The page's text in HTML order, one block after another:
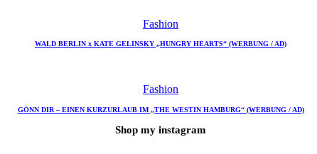
Fashion
WALD BERLIN x KATE GELINSKY „HUNGRY HEARTS“ (WERBUNG / AD)
Fashion
GÖNN DIR – EINEN KURZURLAUB IM „THE WESTIN HAMBURG“ (WERBUNG / AD)
Shop my instagram